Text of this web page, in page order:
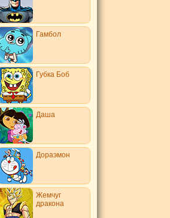
Гамбол
Губка Боб
Даша
Дораэмон
Жемчуг
дракона